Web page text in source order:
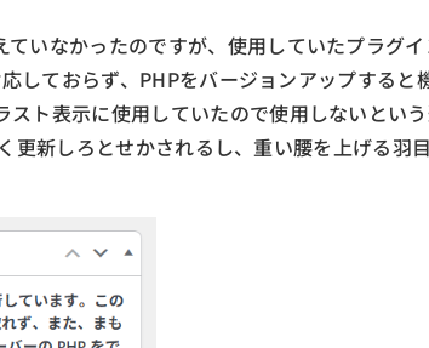
いなかったのですが、使用していたプラグ
しておらず、PHPをバージョンアップすると
ト表示に使用していたので使用しないとい
新しろとせかされるし、重い腰を上げる羽